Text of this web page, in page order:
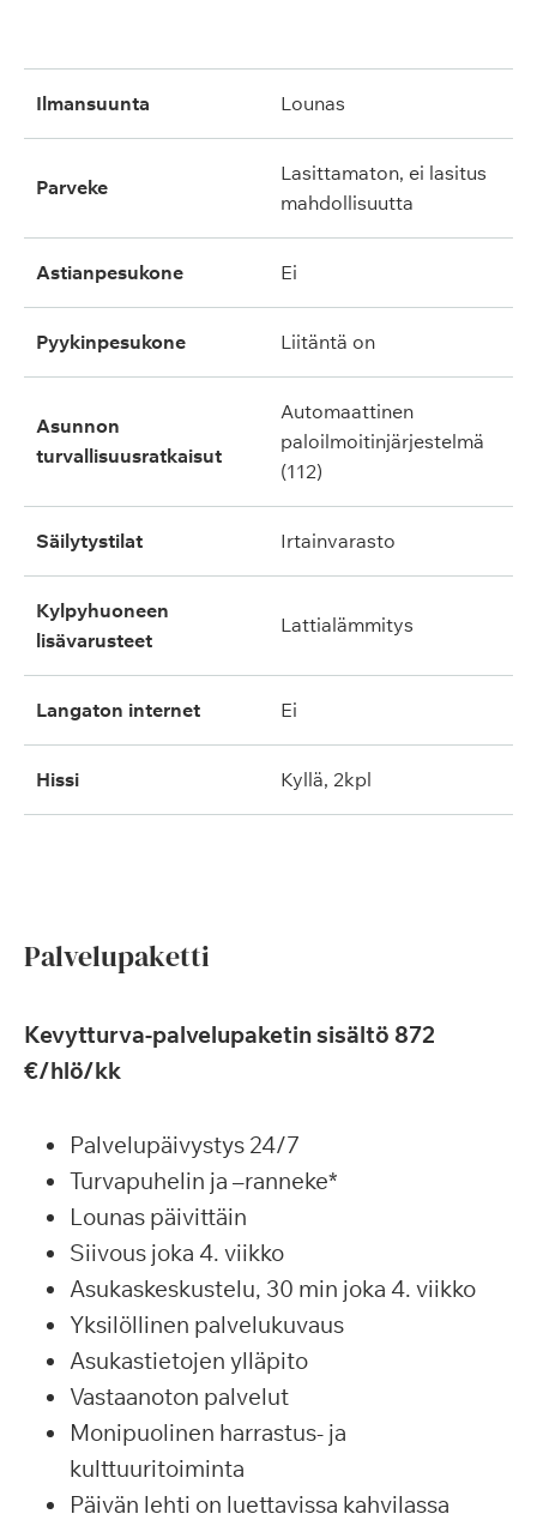
ilmansuunta lounas
parveke
lasittamaton, ei lasitus
mahdollisuutta
astianpesukone ei
pyykinpesukone liitäntä on
asunnon
turvallisuusratkaisut
automaattinen
paloilmoitinjärjestelmä
(112)
säilytystilat irtainvarasto
kylpyhuoneen
lisävarusteet
lattialämmitys
langaton internet ei
hissi kyllä, 2kpl
Palvelupaketti
Kevytturva-palvelupaketin sisältö 872
€/hlö/kk
Palvelupäivystys 24/7
Turvapuhelin ja –ranneke*
Lounas päivittäin
Siivous joka 4. viikko
Asukaskeskustelu, 30 min joka 4. viikko
Yksilöllinen palvelukuvaus
Asukastietojen ylläpito
Vastaanoton palvelut
Monipuolinen harrastus- ja
kulttuuritoiminta
Päivän lehti on luettavissa kahvilassa